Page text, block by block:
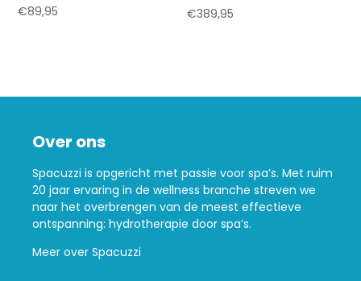
€89,95 €389,95
Over ons
Spacuzzi is opgericht met passie voor spa’s. Met ruim
20 jaar ervaring in de wellness branche streven we
naar het overbrengen van de meest effectieve
ontspanning: hydrotherapie door spa’s.
Meer over Spacuzzi